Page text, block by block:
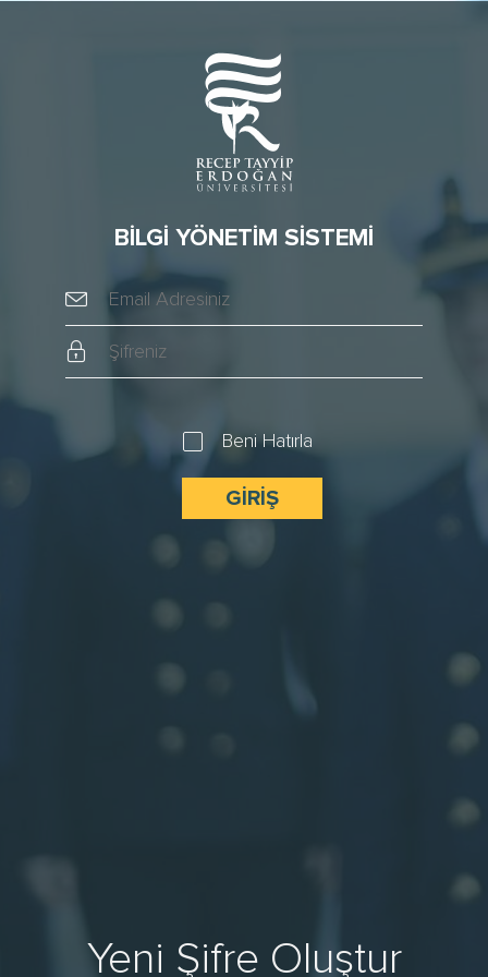
BİLGİ YÖNETİM SİSTEMİ
Beni Hatırla
Yeni Şifre Oluştur